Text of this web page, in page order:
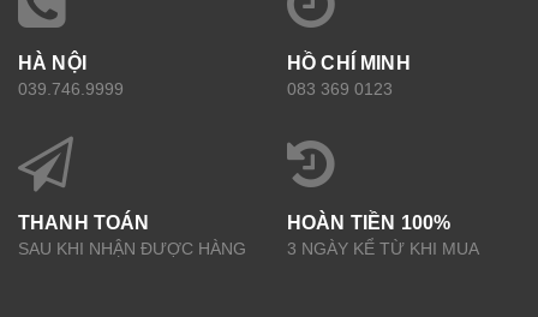
HÀ NỘI
039.746.9999
HỒ CHÍ MINH
083 369 0123
THANH TOÁN
SAU KHI NHẬN ĐƯỢC HÀNG
HOÀN TIỀN 100%
3 NGÀY KỂ TỪ KHI MUA